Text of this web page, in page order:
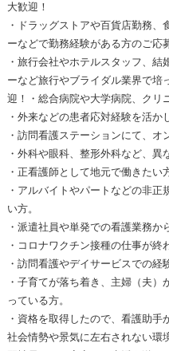
大歓迎！
・ドラッグストアや百貨店勤務
ーなどで勤務経験がある方のご応
・旅行会社やホテルスタッフ、
ーなど旅行やブライダル業界で培
迎！・総合病院や大学病院、クリ
・外来などの患者応対経験を活か
・訪問看護ステーションにて、オ
・外科や眼科、整形外科など、異
・正看護師として地元で働きたい
・アルバイトやパートなどの非
い方。
・派遣社員や単発での看護業務か
・コロナワクチン接種の仕事が終
・訪問看護やデイサービスでの経
・子育てが落ち着き、主婦（夫
っている方。
・資格を取得したので、看護助手
社会情勢や景気に左右されない環